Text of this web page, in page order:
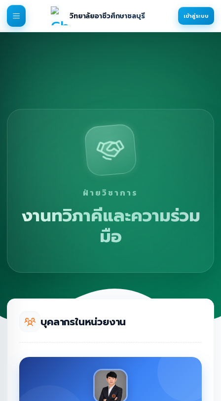
วิทยาลัยอาชีวศึกษาชลบุรี เข้าสู่ระบบ
ฝ่ายวิชาการ
งานทวิภาคีและความร่วม
มือ
บุคลากรในหน่วยงาน